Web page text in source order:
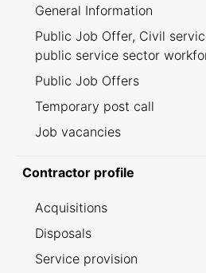
General Information
Public Job Offer, Civil
public service sector
Public Job Offers
Temporary post call
Job vacancies
Contractor profile
Acquisitions
Disposals
Service provision